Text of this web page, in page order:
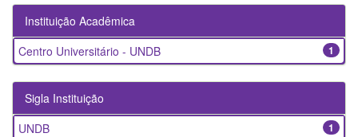
Instituição Acadêmica
1
Centro Universitário - UNDB
Sigla Instituição
1
UNDB